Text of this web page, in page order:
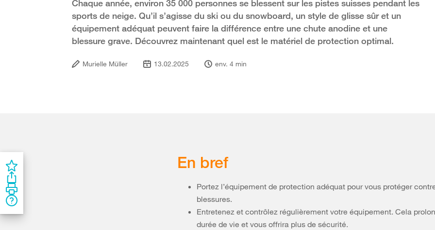
Chaque année, environ 35 000 personnes se blessent sur les pistes suisses pendant les
sports de neige. Qu’il s’agisse du ski ou du snowboard, un style de glisse sûr et un
équipement adéquat peuvent faire la différence entre une chute anodine et une
blessure grave. Découvrez maintenant quel est le matériel de protection optimal.
Murielle Müller 13.02.2025 env. 4 min
En bref
Portez l’équipement de protection adéquat pour vous protéger
blessures.
Entretenez et contrôlez régulièrement votre équipement. Cela
durée de vie et vous offrira plus de sécurité.